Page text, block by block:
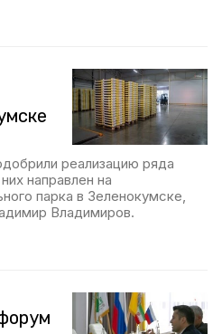
реализацию ряда
направлен на
парка в Зеленокумске,
Владимиров.